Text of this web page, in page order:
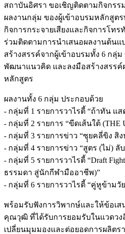
สถาบันอิศรา ขอเชิญติดตามกิจกร
ผลงานกลุ่ม ของผู้เข้าอบรมหลักสูต
กิจการกระจายเสียงและกิจการโทร
ร่วมติดตามการนำเสนอผลงานต้น
สร้างสรรค์จากผู้เข้าอบรมทั้ง 6 กลุ่
พัฒนาแนวคิด และลงมือสร้างสรรค์
หลักสูตร
ผลงานทั้ง 6 กลุ่ม ประกอบด้วย
- กลุ่มที่ 1 รายการวาไรตี้ “ถ้าทัน แส
- กลุ่มที่ 2 รายการ “ขีดเส้นใต้ (THE
- กลุ่มที่ 3 รายการข่าว “ซุุยคลี่ขิง สิ
- กลุ่มที่ 4 รายการข่าว “สูตร (ไม่) ลั
- กลุ่มที่ 5 รายการวาไรตี้ “Draft
ธรรมดา สู่นักกีฬามืออาชีพ)”
- กลุ่มที่ 6 รายการวาไรตี้ “คู่หูข้ามวั
พร้อมรับฟังการวิพากษ์และให้ข้อเส
คุณวุฒิ ที่ได้รับการยอมรับในแวดวง
เปลี่ยนมุมมองและต่อยอดการผลิต